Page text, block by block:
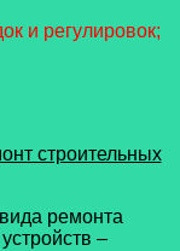
и регулировок;
строительных
ремонта
–